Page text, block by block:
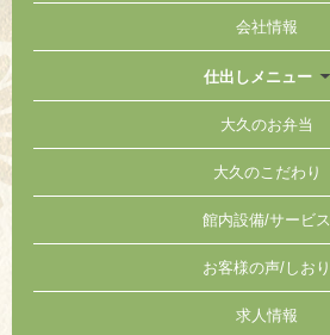
会社情報
仕出しメニュー
大久のお弁当
大久のこだわり
館内設備/サービス
お客様の声/しおり
求人情報